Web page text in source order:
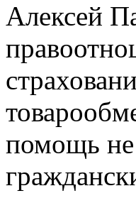
Алексей
помощь не